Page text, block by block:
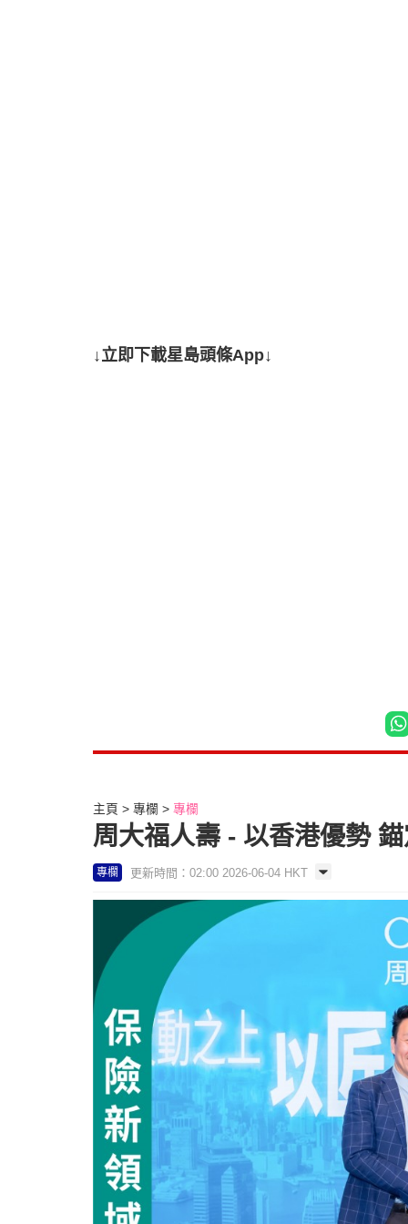
↓立即下載星島頭條App↓
主頁 專欄 專欄
周大福人壽 - 以香港優勢
專欄 更新時間：02:00 2026-06-04 HKT